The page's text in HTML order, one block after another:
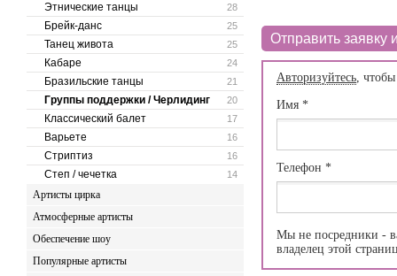
28
Этнические танцы
25
Брейк-данс
25
Танец живота
24
Кабаре
21
Бразильские танцы
20
Группы поддержки / Черлидинг
17
Классический балет
16
Варьете
16
Стриптиз
14
Степ / чечетка
Артисты цирка
Атмосферные артисты
Обеспечение шоу
Популярные артисты
Отправить заявку
Авторизуйтесь,
Имя *
Телефон *
Мы не посредники -
владелец этой